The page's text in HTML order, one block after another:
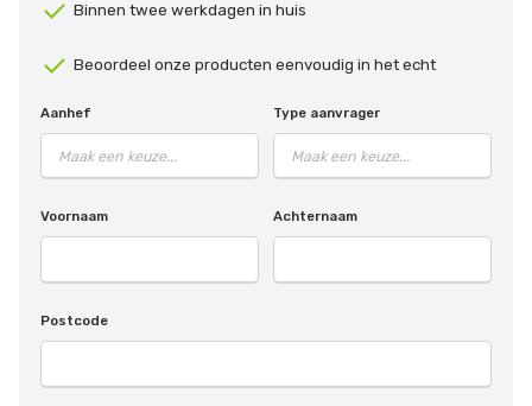
Binnen twee werkdagen in huis
Beoordeel onze producten eenvoudig in het echt
Aanhef Type aanvrager
Voornaam Achternaam
Postcode